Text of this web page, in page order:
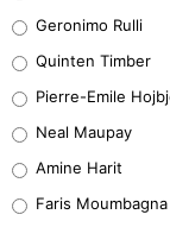
32%
5%
1%
Geronimo Rulli
Quinten Timber
Pierre-Emile
Neal Maupay
Amine Harit
Faris Moumbagna